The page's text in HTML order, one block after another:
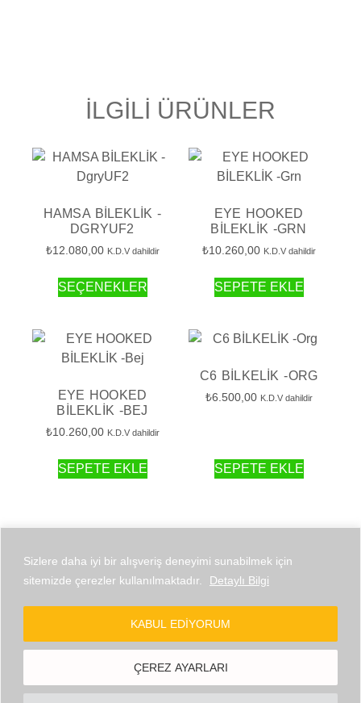
Sizlere daha iyi bir alışveriş deneyimi sunabilmek için
sitemizde çerezler kullanılmaktadır.
Detaylı Bilgi
ÇEREZ AYARLARI
KABUL EDIYORUM
İLGILI ÜRÜNLER
HAMSA BİLEKLİK -
DGRYUF2
₺12.080,00 K.D.V dahildir
SEÇENEKLER
EYE HOOKED
BİLEKLİK -GRN
₺10.260,00 K.D.V dahildir
SEPETE EKLE
EYE HOOKED
BİLEKLİK -BEJ
₺10.260,00 K.D.V dahildir
SEPETE EKLE
C6 BİLKELİK -ORG
₺6.500,00 K.D.V dahildir
SEPETE EKLE
© 2026 Copcha Powered by BYG